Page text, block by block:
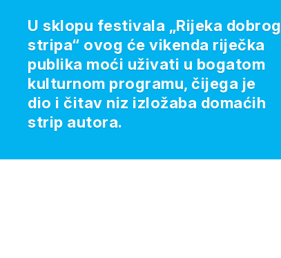
U sklopu festivala „Rijeka dobrog
stripa“ ovog će vikenda riječka
publika moći uživati u bogatom
kulturnom programu, čijega je
dio i čitav niz izložaba domaćih
strip autora.